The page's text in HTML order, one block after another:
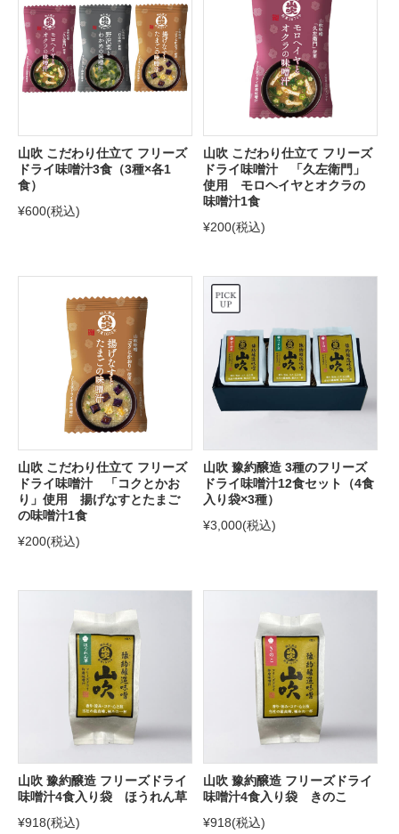
山吹 こだわり仕立て フリーズ
ドライ味噌汁3食（3種×各1
食）
¥600(税込)
山吹 こだわり仕立て フリーズ
ドライ味噌汁 「久左衛門」
使用 モロヘイヤとオクラの
味噌汁1食
¥200(税込)
山吹 こだわり仕立て フリーズ
ドライ味噌汁 「コクとかお
り」使用 揚げなすとたまご
の味噌汁1食
¥200(税込)
山吹 豫約醸造 3種のフリーズ
ドライ味噌汁12食セット（4食
入り袋×3種）
¥3,000(税込)
山吹 豫約醸造 フリーズドライ
味噌汁4食入り袋 ほうれん草
¥918(税込)
山吹 豫約醸造 フリーズドライ
味噌汁4食入り袋 きのこ
¥918(税込)